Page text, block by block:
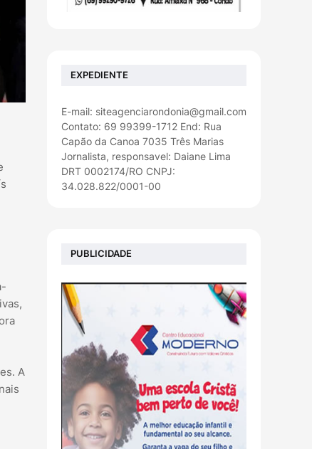
A
EXPEDIENTE
E-mail: siteagenciarondonia@gmail.com
Contato: 69 99399-1712 End: Rua
Capão da Canoa 7035 Três Marias
Jornalista, responsavel: Daiane Lima
DRT 0002174/RO CNPJ:
34.028.822/0001-00
PUBLICIDADE